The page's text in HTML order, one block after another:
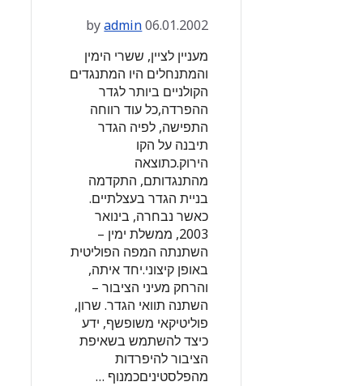
06.01.2002
byadmin
מעניין לציין, ששרי הימין
והמתנחלים היו המתנגדים
הקולניים ביותר לגדר
ההפרדה,כל עוד רווחה
התפישה, לפיה הגדר
תיבנה על הקו
הירוק.כתוצאה
מהתנגדותם, התקדמה
בניית הגדר בעצלתיים.
כאשר נבחרה, בינואר
2003, ממשלת ימין –
השתנתה המפה הפוליטית
באופן קיצוני.יחד איתה,
והרחק מעיני הציבור –
השתנה תוואי הגדר. שרון,
פוליטיקאי משופשף, ידע
כיצד להשתמש בשאיפת
הציבור להיפרדות
מהפלסטיניםכמנוף …